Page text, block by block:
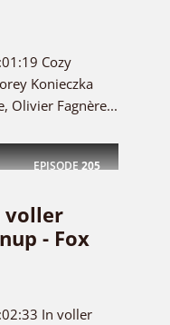
Cozy
Konieczka
Olivier Fagnère...
EPISODE205
voller
- Fox
In voller